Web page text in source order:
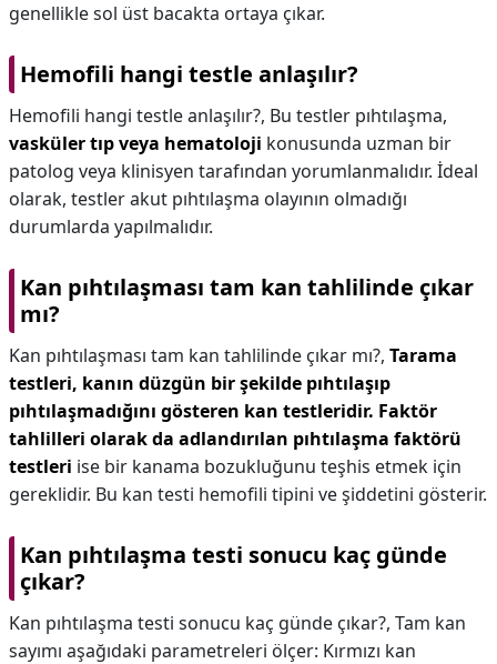
genellikle sol üst bacakta ortaya çıkar.
Hemofili hangi testle anlaşılır?
Hemofili hangi testle anlaşılır?, Bu testler pıhtılaşma,
vasküler tıp veya hematoloji konusunda uzman bir
patolog veya klinisyen tarafından yorumlanmalıdır. İdeal
olarak, testler akut pıhtılaşma olayının olmadığı
durumlarda yapılmalıdır.
Kan pıhtılaşması tam kan tahlilinde çıkar
mı?
Kan pıhtılaşması tam kan tahlilinde çıkar mı?, Tarama
testleri, kanın düzgün bir şekilde pıhtılaşıp
pıhtılaşmadığını gösteren kan testleridir. Faktör
tahlilleri olarak da adlandırılan pıhtılaşma faktörü
testleri ise bir kanama bozukluğunu teşhis etmek için
gereklidir. Bu kan testi hemofili tipini ve şiddetini gösterir.
Kan pıhtılaşma testi sonucu kaç günde
çıkar?
Kan pıhtılaşma testi sonucu kaç günde çıkar?, Tam kan
sayımı aşağıdaki parametreleri ölçer: Kırmızı kan